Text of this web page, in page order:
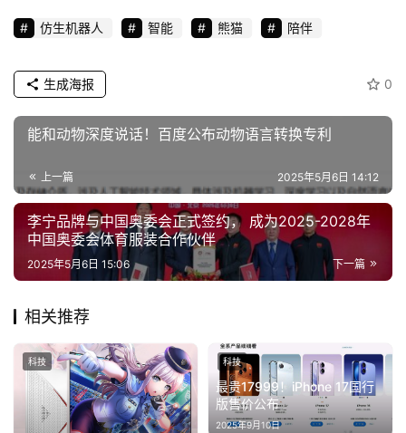
仿生机器人 智能 熊猫 陪伴
0
生成海报
能和动物深度说话！百度公布动物语言转换专利
上一篇 2025年5月6日 14:12
李宁品牌与中国奥委会正式签约， 成为2025-2028年
中国奥委会体育服装合作伙伴
下一篇
2025年5月6日 15:06
相关推荐
科技
最贵17999！iPhone 17国行
版售价公布
2025年9月10日
科技